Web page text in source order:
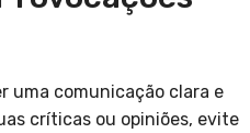
uma comunicação clara e
críticas ou opiniões, evite